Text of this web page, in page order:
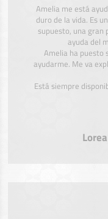
Amelia me está
duro de la vida. Es
supuesto, una gran
ayuda del
Amelia ha puesto
ayudarme. Me va
Está siempre